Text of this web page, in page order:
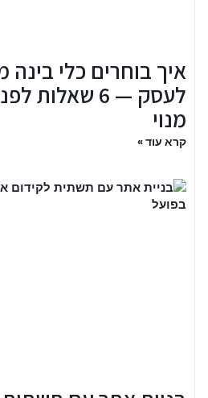
איך בוחרים כלי בינה
לעסק — 6
מנוי
קרא עוד »